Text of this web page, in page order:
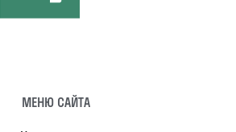
МЕНЮ САЙТА